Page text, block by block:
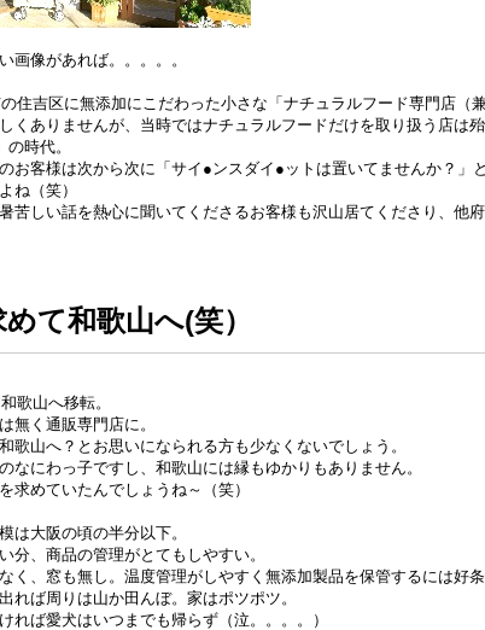
画像があれば。。。。。
住吉区に無添加にこだわった小さな「ナチュラルフード専門店（
くありませんが、当時ではナチュラルフードだけを取り扱う店は
時代。
お客様は次から次に「サイ●ンスダイ●ットは置いてませんか？」
ね（笑）
苦しい話を熱心に聞いてくださるお客様も沢山居てくださり、他
て和歌山へ(笑）
歌山へ移転。
無く通販専門店に。
歌山へ？とお思いになられる方も少なくないでしょう。
なにわっ子ですし、和歌山には縁もゆかりもありません。
求めていたんでしょうね～（笑）
は大阪の頃の半分以下。
分、商品の管理がとてもしやすい。
く、窓も無し。温度管理がしやすく無添加製品を保管するには好
れば周りは山か田んぼ。家はポツポツ。
れば愛犬はいつまでも帰らず（泣。。。。）